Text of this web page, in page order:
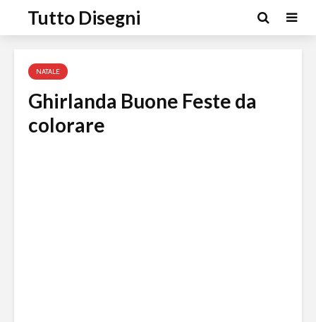
Tutto Disegni
NATALE
Ghirlanda Buone Feste da
colorare